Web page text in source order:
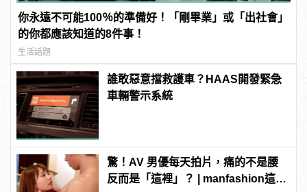
你永遠不可能100％的準備好！「剛畢業」或「出社會」
的你都應該知道的8件事！
生活話題
誰敢惡意擋救護車？HAAS開發緊急
車輛警示系統
驚！AV 男優每天拍片，痛的不是腰
反而是「這裡」？ | manfashion這樣